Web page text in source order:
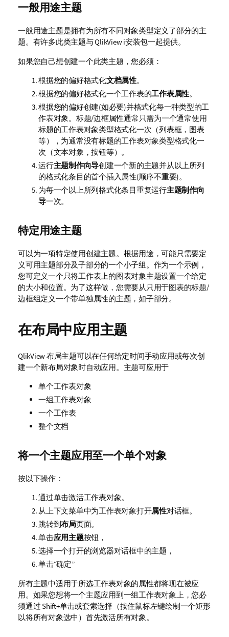
一般用途主题
一般用途主题是拥有为所有不同对象类型定义了部分的主
题。有许多此类主题与 QlikView i安装包一起提供。
如果您自己想创建一个此类主题，您必须：
根据您的偏好格式化文档属性。
根据您的偏好格式化一个工作表的工作表属性。
根据您的偏好创建(如必要)并格式化每一种类型的工
作表对象。标题/边框属性通常只需为一个通常使用
标题的工作表对象类型格式化一次（列表框，图表
等），为通常没有标题的工作表对象类型格式化一
次（文本对象，按钮等）。
运行主题制作向导创建一个新的主题并从以上所列
的格式化条目的首个插入属性(顺序不重要)。
为每一个以上所列格式化条目重复运行主题制作向
导一次。
特定用途主题
可以为一项特定使用创建主题。根据用途，可能只需要定
义可用主题部分及子部分的一个小子组。作为一个示例，
您可定义一个只将工作表上的图表对象主题设置一个给定
的大小和位置。为了这样做，您需要从只用于图表的标题/
边框组定义一个带单独属性的主题，如子部分。
在布局中应用主题
QlikView 布局主题可以在任何给定时间手动应用或每次创
建一个新布局对象时自动应用。主题可应用于
单个工作表对象
一组工作表对象
一个工作表
整个文档
将一个主题应用至一个单个对象
按以下操作：
通过单击激活工作表对象。
从上下文菜单中为工作表对象打开属性对话框。
跳转到布局页面。
单击应用主题按钮，
选择一个打开的浏览器对话框中的主题，
单击“确定”
所有主题中适用于所选工作表对象的属性都将现在被应
用。如果您想将一个主题应用到一组工作表对象上，您必
须通过 Shift+单击或套索选择（按住鼠标左键绘制一个矩形
以将所有对象选中）首先激活所有对象。